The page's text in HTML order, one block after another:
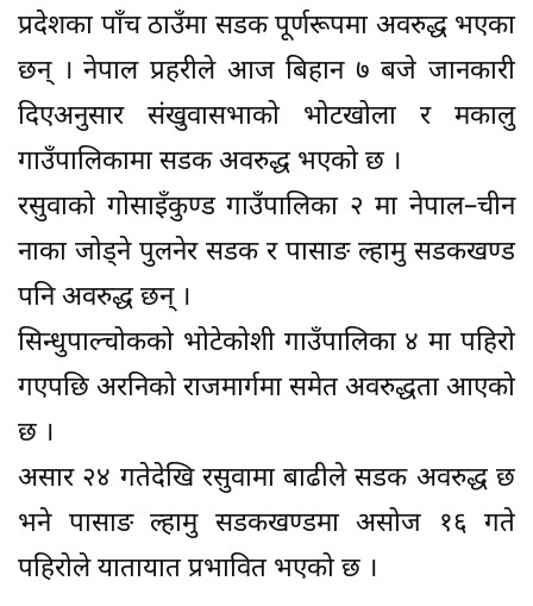
प्रदेशका पाँच ठाउँमा सडक पूर्णरूपमा अवरुद्ध भएका
छन् । नेपाल प्रहरीले आज बिहान ७ बजे जानकारी
दिएअनुसार संखुवासभाको भोटखोला र मकालु
गाउँपालिकामा सडक अवरुद्ध भएको छ ।
रसुवाको गोसाइँकुण्ड गाउँपालिका २ मा नेपाल–चीन
नाका जोड्ने पुलनेर सडक र पासाङ ल्हामु सडकखण्ड
पनि अवरुद्ध छन् ।
सिन्धुपाल्चोकको भोटेकोशी गाउँपालिका ४ मा पहिरो
गएपछि अरनिको राजमार्गमा समेत अवरुद्धता आएको
छ ।
असार २४ गतेदेखि रसुवामा बाढीले सडक अवरुद्ध छ
भने पासाङ ल्हामु सडकखण्डमा असोज १६ गते
पहिरोले यातायात प्रभावित भएको छ ।